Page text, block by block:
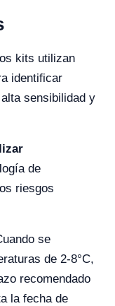
kits utilizan
identificar
sensibilidad y
de
riesgos
se
de 2-8°C,
recomendado
la fecha de